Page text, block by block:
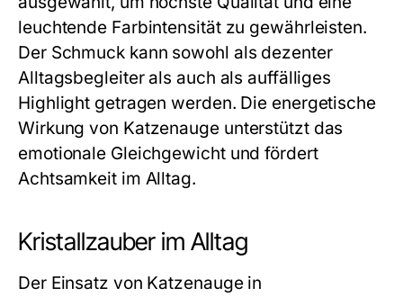
leuchtende Farbintensität zu gewährleisten.
Der Schmuck kann sowohl als dezenter
Alltagsbegleiter als auch als auffälliges
Highlight getragen werden. Die energetische
Wirkung von Katzenauge unterstützt das
emotionale Gleichgewicht und fördert
Achtsamkeit im Alltag.
Kristallzauber im Alltag
Der Einsatz von Katzenauge in